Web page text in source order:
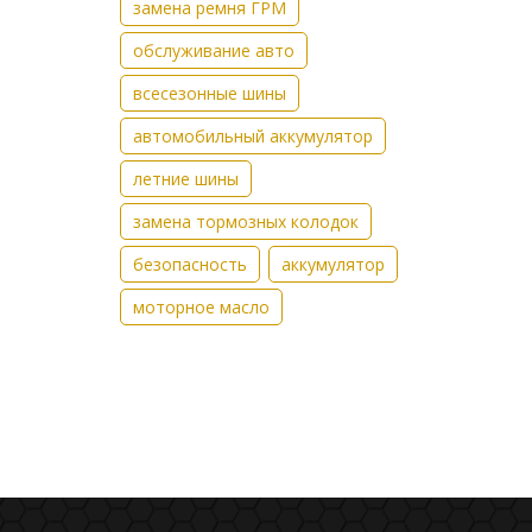
замена ремня ГРМ
обслуживание авто
всесезонные шины
автомобильный аккумулятор
летние шины
замена тормозных колодок
безопасность
аккумулятор
моторное масло